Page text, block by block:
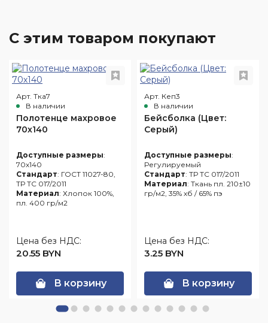
С этим товаром покупают
Арт. Тка7
В наличии
Полотенце махровое
70х140
Доступные размеры:
70х140
Стандарт: ГОСТ 11027-80,
ТР ТС 017/2011
Материал: Хлопок 100%,
пл. 400 гр/м2
Цена без НДС:
20.55 BYN
В корзину
Арт. Кеп3
В наличии
Бейсболка (Цвет:
Серый)
Доступные размеры:
Регулируемый
Стандарт: ТР ТС 017/2011
Материал: Ткань пл. 210±10
гр/м2, 35% хб / 65% пэ
Цена без НДС:
3.25 BYN
В корзину